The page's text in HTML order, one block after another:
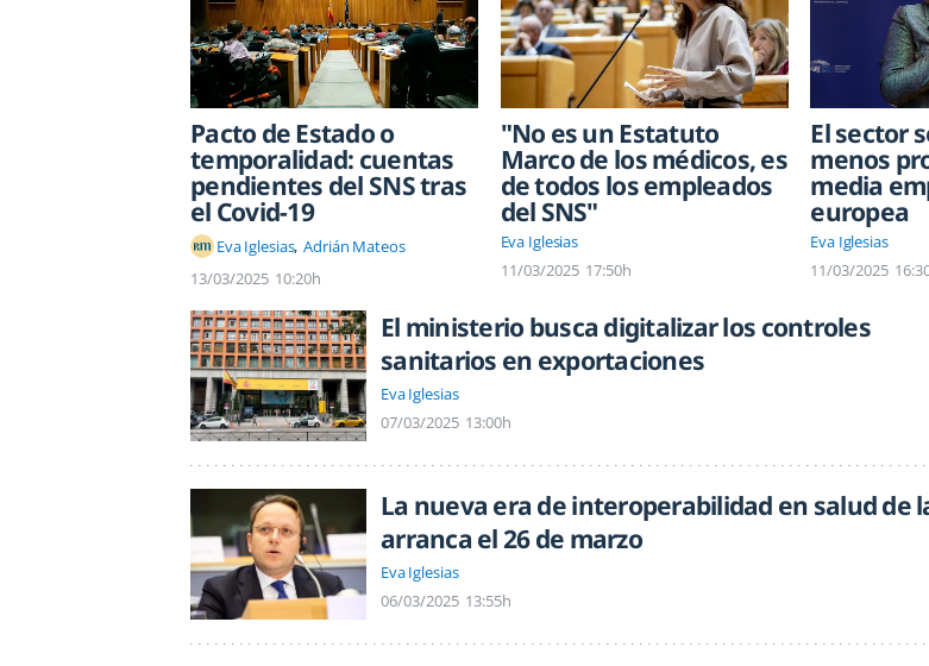
Pacto de Estado o
temporalidad: cuentas
pendientes del SNS tras
el Covid-19
Eva Iglesias Adrián Mateos
13/03/2025 10:20h
"No es un Estatuto
Marco de los médicos, es
de todos los empleados
del SNS"
Eva Iglesias
11/03/2025 17:50h
El sector
menos
media
europea
Eva Iglesias
11/03/2025
El ministerio busca digitalizar los controles
sanitarios en exportaciones
Eva Iglesias
07/03/2025 13:00h
La nueva era de interoperabilidad en salud de
arranca el 26 de marzo
Eva Iglesias
06/03/2025 13:55h